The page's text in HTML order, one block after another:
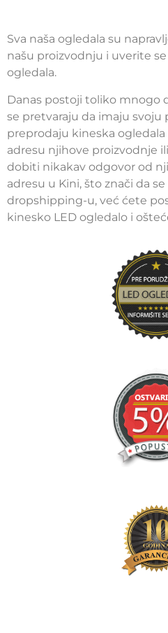
Sva naša ogledala su
našu proizvodnju i uverite
ogledala.
Danas postoji toliko mnogo
se pretvaraju da imaju svoju
preprodaju kineska
adresu njihove proizvodnje
dobiti nikakav odgovor od
adresu u Kini, što znači da
dropshipping-u, već ćete
kinesko LED ogledalo i